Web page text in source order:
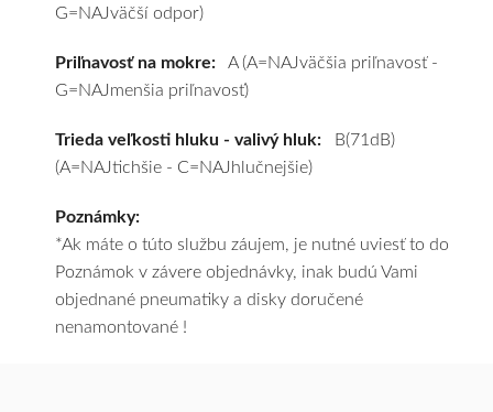
G=NAJväčší odpor)
Priľnavosť na mokre: A (A=NAJväčšia priľnavosť -
G=NAJmenšia priľnavosť)
Trieda veľkosti hluku - valivý hluk: B(71dB)
(A=NAJtichšie - C=NAJhlučnejšie)
Poznámky:
*Ak máte o túto službu záujem, je nutné uviesť to do
Poznámok v závere objednávky, inak budú Vami
objednané pneumatiky a disky doručené
nenamontované !